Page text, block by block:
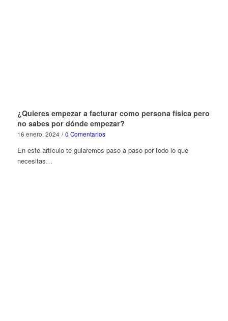
¿Quieres empezar a facturar como persona física pero
no sabes por dónde empezar?
16 enero, 2024 / 0 Comentarios
En este artículo te guiaremos paso a paso por todo lo que
necesitas…